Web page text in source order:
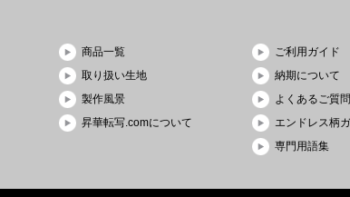
商品一覧
取り扱い生地
製作風景
昇華転写.comについて
ご利用ガイド
納期について
よくあるご質問
エンドレス柄
専門用語集